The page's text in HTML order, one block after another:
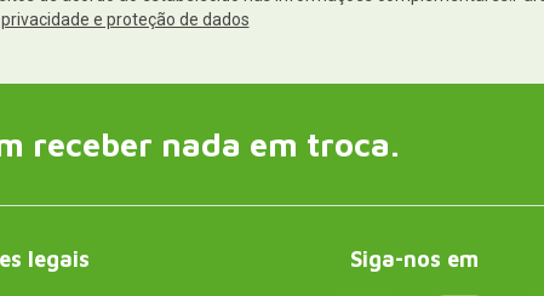
e proteção de dados
receber nada em troca.
legais
Siga-nos em